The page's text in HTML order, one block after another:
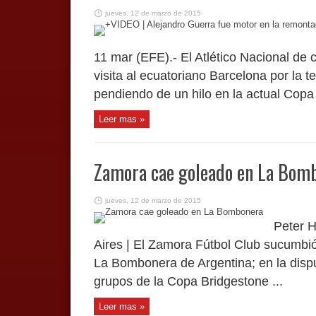
jueves, 12 de marzo de 2015
11 mar (EFE).- El Atlético Nacional de
visita al ecuatoriano Barcelona por la
pendiendo de un hilo en la actual
Leer mas »
Zamora cae goleado en La
jueves, 12 de marzo de 2015
Peter
Aires | El Zamora Fútbol Club
La Bombonera de Argentina; en la
grupos de la Copa Bridgestone ...
Leer mas »